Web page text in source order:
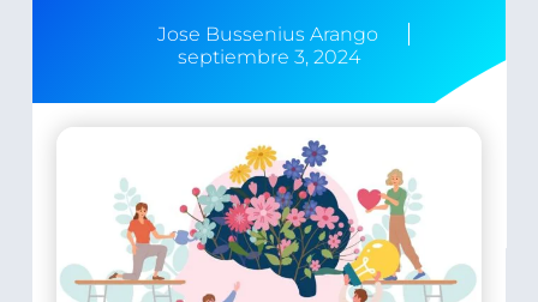
Jose Bussenius Arango
septiembre 3, 2024